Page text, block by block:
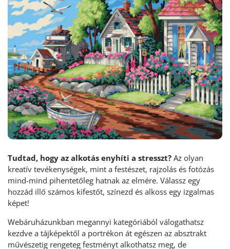
Tudtad, hogy az alkotás enyhíti a stresszt? Az olyan
kreatív tevékenységek, mint a festészet, rajzolás és fotózás
mind-mind pihentetőleg hatnak az elmére. Válassz egy
hozzád illő számos kifestőt, színezd és alkoss egy izgalmas
képet!
Webáruházunkban megannyi kategóriából válogathatsz
kezdve a tájképektől a portrékon át egészen az absztrakt
művészetig rengeteg festményt alkothatsz meg, de